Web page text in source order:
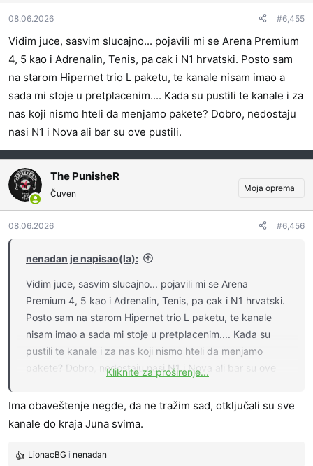
a
n
a
:
08.06.2026 #6,455
Vidim juce, sasvim slucajno... pojavili mi se Arena Premium
4, 5 kao i Adrenalin, Tenis, pa cak i N1 hrvatski. Posto sam
na starom Hipernet trio L paketu, te kanale nisam imao a
sada mi stoje u pretplacenim.... Kada su pustili te kanale i za
nas koji nismo hteli da menjamo pakete? Dobro, nedostaju
nasi N1 i Nova ali bar su ove pustili.
The PunisheR
Čuven
Moja oprema
08.06.2026 #6,456
nenadan je napisao(la):
Vidim juce, sasvim slucajno... pojavili mi se Arena
Premium 4, 5 kao i Adrenalin, Tenis, pa cak i N1 hrvatski.
Posto sam na starom Hipernet trio L paketu, te kanale
nisam imao a sada mi stoje u pretplacenim.... Kada su
pustili te kanale i za nas koji nismo hteli da menjamo
pakete? Dobro, nedostaju nasi N1 i Nova ali bar su ove
Kliknite za proširenje...
Ima obaveštenje negde, da ne tražim sad, otključali su sve
kanale do kraja Juna svima.
R
LionacBG i nenadan